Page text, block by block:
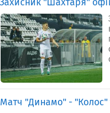
Матч "Динамо" - "Колос"